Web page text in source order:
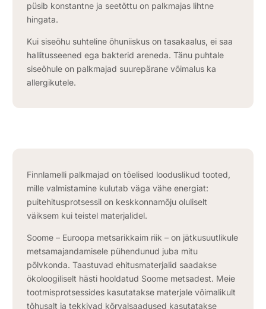
püsib konstantne ja seetõttu on palkmajas lihtne
hingata.
Kui siseõhu suhteline õhuniiskus on tasakaalus, ei saa
hallitusseened ega bakterid areneda. Tänu puhtale
siseõhule on palkmajad suurepärane võimalus ka
allergikutele.
Finnlamelli palkmajad on tõelised looduslikud tooted,
mille valmistamine kulutab väga vähe energiat:
puitehitusprotsessil on keskkonnamõju oluliselt
väiksem kui teistel materjalidel. ​
Soome – Euroopa metsarikkaim riik – on jätkusuutlikule
metsamajandamisele pühendunud juba mitu
põlvkonda. Taastuvad ehitusmaterjalid saadakse
ökoloogiliselt hästi hooldatud Soome metsadest. Meie
tootmisprotsessides kasutatakse materjale võimalikult
tõhusalt ja tekkivad kõrvalsaadused kasutatakse